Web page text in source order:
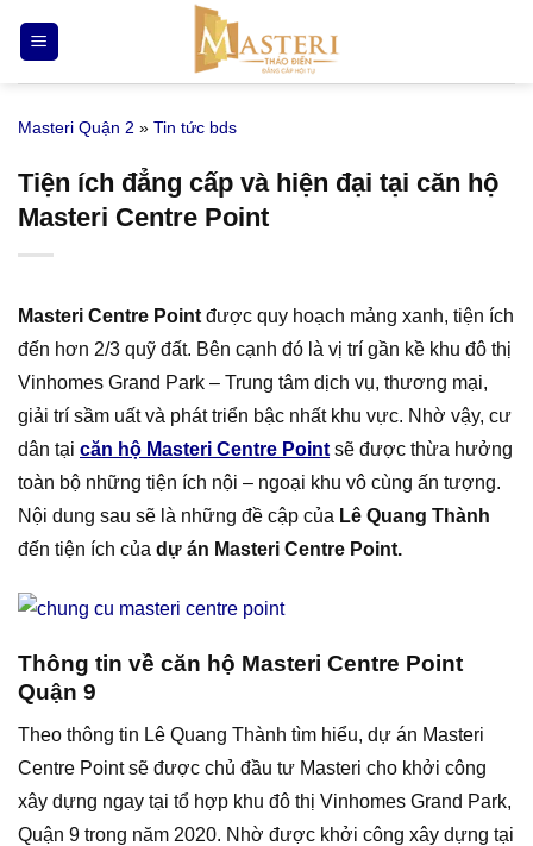
qua
nội
Masteri Quận 2 » Tin tức bds
Tiện ích đẳng cấp và hiện đại tại căn hộ
Masteri Centre Point
Masteri Centre Point được quy hoạch mảng xanh, tiện ích
đến hơn 2/3 quỹ đất. Bên cạnh đó là vị trí gần kề khu đô thị
Vinhomes Grand Park – Trung tâm dịch vụ, thương mại,
giải trí sầm uất và phát triển bậc nhất khu vực. Nhờ vậy, cư
dân tại căn hộ Masteri Centre Point sẽ được thừa hưởng
toàn bộ những tiện ích nội – ngoại khu vô cùng ấn tượng.
Nội dung sau sẽ là những đề cập của Lê Quang Thành
đến tiện ích của dự án Masteri Centre Point.
Thông tin về căn hộ Masteri Centre Point
Quận 9
Theo thông tin Lê Quang Thành tìm hiểu, dự án Masteri
Centre Point sẽ được chủ đầu tư Masteri cho khởi công
xây dựng ngay tại tổ hợp khu đô thị Vinhomes Grand Park,
Quận 9 trong năm 2020. Nhờ được khởi công xây dựng tại